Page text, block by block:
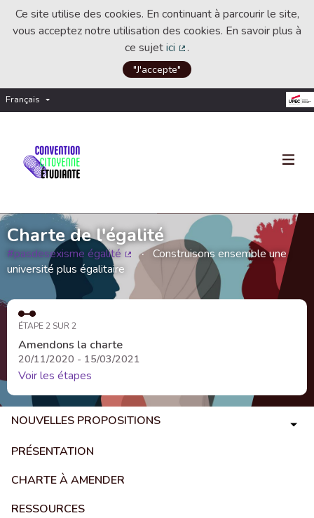
Ce site utilise des cookies. En continuant à parcourir le site,
vous acceptez notre utilisation des cookies. En savoir plus à
ce sujetici
(Lien externe)
.
"J'accepte"
Français Choisir la langue
Charte de l'égalité
#pasdesexisme égalité
(Lien externe)
Construisons ensemble une
université plus égalitaire
ÉTAPE 2 SUR 2
Amendons la charte
20/11/2020 - 15/03/2021
Voir les étapes
NOUVELLES PROPOSITIONS
PRÉSENTATION
CHARTE À AMENDER
RESSOURCES